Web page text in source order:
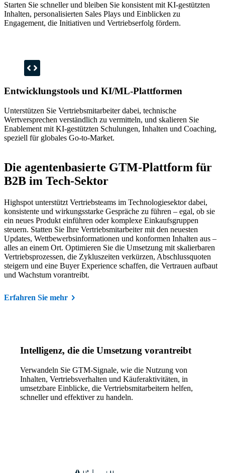
Starten Sie schneller und bleiben Sie konsistent mit KI-gestützten
Inhalten, personalisierten Sales Plays und Einblicken zu
Engagement, die Initiativen und Vertriebserfolg fördern.
Entwicklungstools und KI/ML-Plattformen
Unterstützen Sie Vertriebsmitarbeiter dabei, technische
Wertversprechen verständlich zu vermitteln, und skalieren Sie
Enablement mit KI-gestützten Schulungen, Inhalten und Coaching,
speziell für globales Go-to-Market.
Die agentenbasierte GTM-Plattform für
B2B im Tech-Sektor
Highspot unterstützt Vertriebsteams im Technologiesektor dabei,
konsistente und wirkungsstarke Gespräche zu führen – egal, ob sie
ein neues Produkt einführen oder komplexe Einkaufsgruppen
steuern. Statten Sie Ihre Vertriebsmitarbeiter mit den neuesten
Updates, Wettbewerbsinformationen und konformen Inhalten aus –
alles an einem Ort. Optimieren Sie die Umsetzung mit skalierbaren
Vertriebsprozessen, die Zykluszeiten verkürzen, Abschlussquoten
steigern und eine Buyer Experience schaffen, die Vertrauen aufbaut
und Wachstum vorantreibt.
Erfahren Sie mehr
Intelligenz, die die Umsetzung vorantreibt
Verwandeln Sie GTM-Signale, wie die Nutzung von
Inhalten, Vertriebsverhalten und Käuferaktivitäten, in
umsetzbare Einblicke, die Vertriebsmitarbeitern helfen,
schneller und effektiver zu handeln.